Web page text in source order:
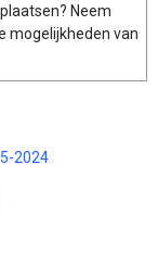
Neem
mogelijkheden van
2024